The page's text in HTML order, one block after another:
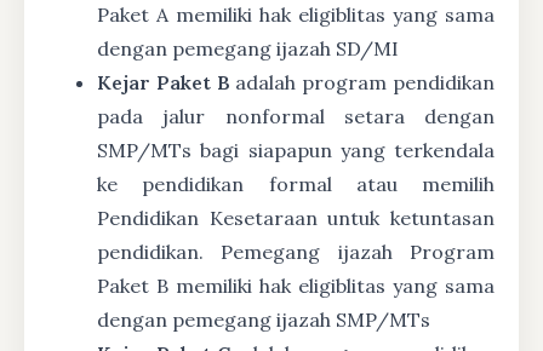
Paket A memiliki hak eligiblitas yang sama
dengan pemegang ijazah SD/MI
Kejar Paket B adalah program pendidikan
pada jalur nonformal setara dengan
SMP/MTs bagi siapapun yang terkendala
ke pendidikan formal atau memilih
Pendidikan Kesetaraan untuk ketuntasan
pendidikan. Pemegang ijazah Program
Paket B memiliki hak eligiblitas yang sama
dengan pemegang ijazah SMP/MTs